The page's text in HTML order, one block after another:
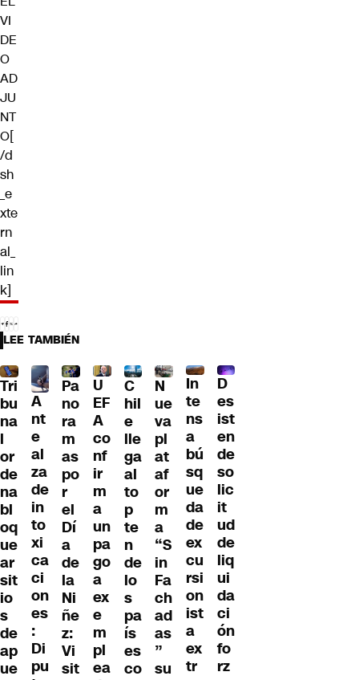
VI
DE
O
AD
JU
NT
O[
/d
sh
_e
xte
rn
al_
lin
k]
LEE TAMBIÉN
Tri
bu
na
l
or
de
na
bl
oq
ue
ar
sit
io
s
de
ap
ue
A
nt
e
al
za
de
in
to
xi
ca
ci
on
es
:
Di
pu
Pa
no
ra
m
as
po
r
el
Dí
a
de
la
Ni
ñe
z:
Vi
sit
U
EF
A
co
nf
ir
m
a
un
pa
go
a
ex
e
m
pl
ea
C
hil
e
lle
ga
al
to
p
te
n
de
lo
s
pa
ís
es
co
N
ue
va
pl
at
af
or
m
a
“S
in
Fa
ch
ad
as
”
su
In
te
ns
a
bú
sq
ue
da
de
ex
cu
rsi
on
ist
a
ex
tr
D
es
ist
en
de
so
lic
it
ud
de
liq
ui
da
ci
ón
fo
rz